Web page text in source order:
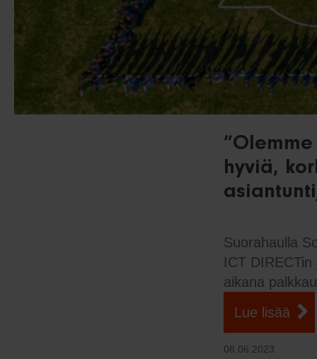
hyviä,
Suorahaulla
ICT
aikana
Lue lisää
08.06.2023